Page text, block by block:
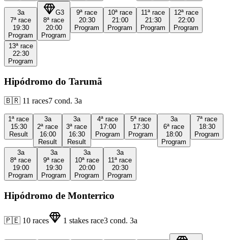
3a
7ª race
19:30
Program
G3
8ª race
20:00
Program
9ª race
20:30
Program
10ª race
21:00
Program
11ª race
21:30
Program
12ª race
22:00
Program
13ª race
22:30
Program
Hipódromo do Tarumã
🇧🇷 11 races7 cond. 3a
1ª race
15:30
Result
3a
2ª race
16:00
Result
3a
3ª race
16:30
Result
4ª race
17:00
Program
5ª race
17:30
Program
3a
6ª race
18:00
Program
7ª race
18:30
Program
3a
8ª race
19:00
Program
3a
9ª race
19:30
Program
3a
10ª race
20:00
Program
3a
11ª race
20:30
Program
Hipódromo de Monterrico
🇵🇪 10 races 1 stakes race3 cond. 3a